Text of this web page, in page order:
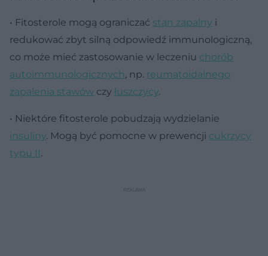
• Fitosterole mogą ograniczać stan zapalny i
redukować zbyt silną odpowiedź immunologiczną,
co może mieć zastosowanie w leczeniu chorób
autoimmunologicznych, np. reumatoidalnego
zapalenia stawów czy łuszczycy.
• Niektóre fitosterole pobudzają wydzielanie
insuliny. Mogą być pomocne w prewencji cukrzycy
typu II.